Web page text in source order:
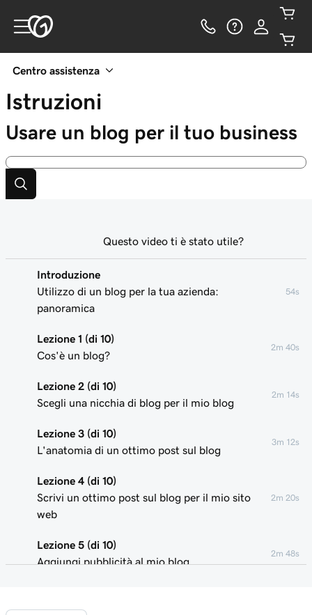
Centro assistenza
Istruzioni
Usare un blog per il tuo business
Introduzione
Utilizzo di un blog per la tua azienda:
panoramica
54s
Lezione 1 (di 10)
Cos'è un blog?
2m 40s
Lezione 2 (di 10)
Scegli una nicchia di blog per il mio blog
2m 14s
Lezione 3 (di 10)
L'anatomia di un ottimo post sul blog
3m 12s
Lezione 4 (di 10)
Scrivi un ottimo post sul blog per il mio sito
web
2m 20s
Lezione 5 (di 10)
Aggiungi pubblicità al mio blog
2m 48s
Utilizzo del marketing di affiliazione
Questo video ti è stato utile?